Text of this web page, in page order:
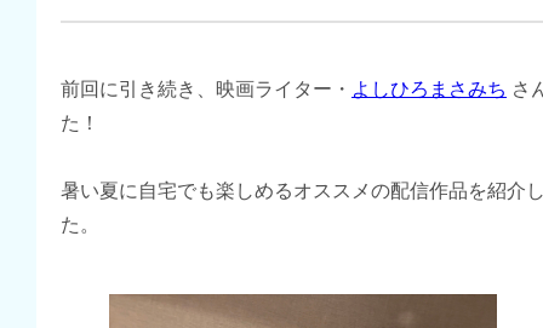
前回に引き続き、映画ライター・ よしひろまさみち さ
た！
暑い夏に自宅でも楽しめるオススメの配信作品を紹介
た。